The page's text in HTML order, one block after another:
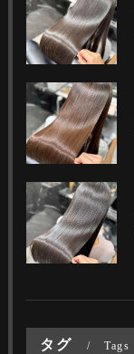
タグ Tags